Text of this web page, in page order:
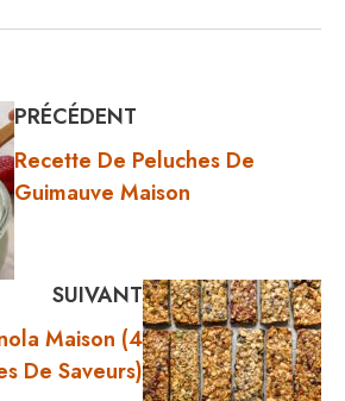
PRÉCÉDENT
Recette De Peluches De
Guimauve Maison
SUIVANT
Maison (4
De Saveurs)